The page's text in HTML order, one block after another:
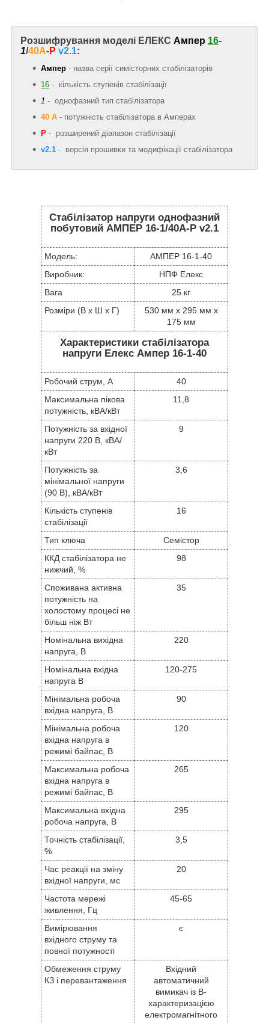
Розшифрування моделі ЕЛЕКС Ампер 16-
1/40A-Р v2.1:
Ампер - назва серії симісторних стабілізаторів
16 - кількість ступенів стабілізації
1 - однофазний тип стабілізатора
40 А - потужність стабілізатора в Амперах
Р - розширений діапазон стабілізації
v2.1 - версія прошивки та модифікації стабілізатора
Стабілізатор напруги однофазний
побутовий АМПЕР 16-1/40A-Р v2.1
Модель:
АМПЕР 16-1-40
Виробник:
НПФ Елекс
Вага
25 кг
Розміри (В х Ш х Г)
530 мм x 295 мм x
175 мм
Характеристики стабілізатора
напруги Елекс Ампер 16-1-40
Робочий струм, А
40
Максимальна пікова
потужність, кВА/кВт
11,8
Потужність за вхідної
напруги 220 В, кВА/
кВт
9
Потужність за
мінімальної напруги
(90 В), кВА/кВт
3,6
Кількість ступенів
стабілізації
16
Тип ключа
Семістор
ККД стабілізатора не
нижчий, %
98
Споживана активна
потужність на
холостому процесі не
більш ніж Вт
35
Номінальна вихідна
напруга, В
220
Номінальна вхідна
напруга В
120-275
Мінімальна робоча
вхідна напруга, В
90
Мінімальна робоча
вхідна напруга в
режимі байпас, В
120
Максимальна робоча
вхідна напруга в
режимі байпас, В
265
Максимальна вхідна
робоча напруга, В
295
Точність стабілізації,
%
3,5
Час реакції на зміну
вхідної напруги, мс
20
Частота мережі
живлення, Гц
45-65
Вимірювання
вхідного струму та
повної потужності
є
Обмеження струму
КЗ і перевантаження
Вхідний
автоматичний
вимикач із B-
характеризацією
електромагнітного